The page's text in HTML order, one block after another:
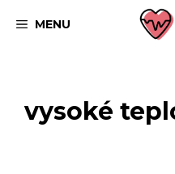
MENU
vysoké